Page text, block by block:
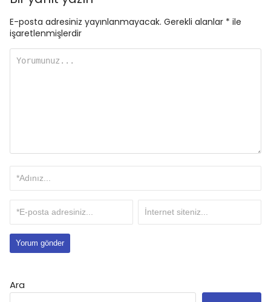
E-posta adresiniz yayınlanmayacak. Gerekli alanlar * ile
işaretlenmişlerdir
Ara